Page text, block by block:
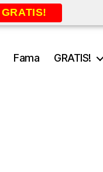
Fama GRATIS!